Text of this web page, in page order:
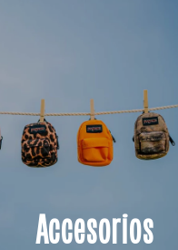
Accesorios